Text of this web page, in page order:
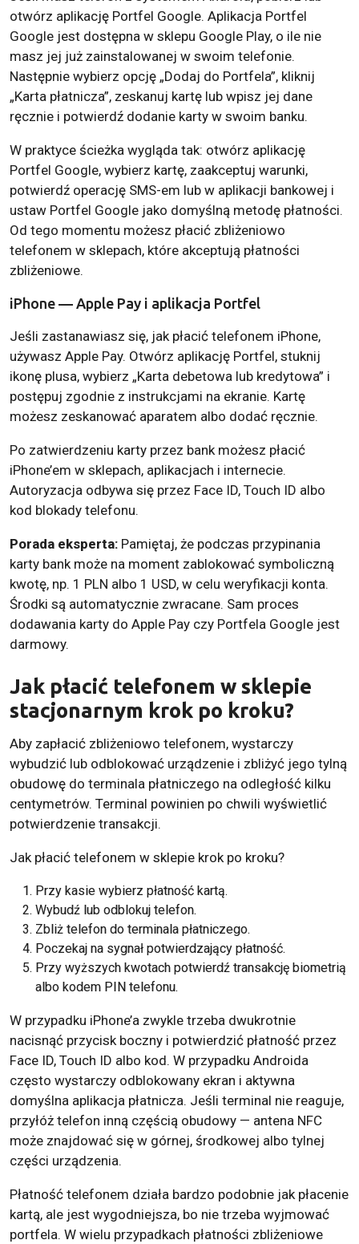
otwórz aplikację Portfel Google. Aplikacja Portfel
Google jest dostępna w sklepu Google Play, o ile nie
masz jej już zainstalowanej w swoim telefonie.
Następnie wybierz opcję „Dodaj do Portfela”, kliknij
„Karta płatnicza”, zeskanuj kartę lub wpisz jej dane
ręcznie i potwierdź dodanie karty w swoim banku.
W praktyce ścieżka wygląda tak: otwórz aplikację
Portfel Google, wybierz kartę, zaakceptuj warunki,
potwierdź operację SMS-em lub w aplikacji bankowej i
ustaw Portfel Google jako domyślną metodę płatności.
Od tego momentu możesz płacić zbliżeniowo
telefonem w sklepach, które akceptują płatności
zbliżeniowe.
iPhone — Apple Pay i aplikacja Portfel
Jeśli zastanawiasz się, jak płacić telefonem iPhone,
używasz Apple Pay. Otwórz aplikację Portfel, stuknij
ikonę plusa, wybierz „Karta debetowa lub kredytowa” i
postępuj zgodnie z instrukcjami na ekranie. Kartę
możesz zeskanować aparatem albo dodać ręcznie.
Po zatwierdzeniu karty przez bank możesz płacić
iPhone’em w sklepach, aplikacjach i internecie.
Autoryzacja odbywa się przez Face ID, Touch ID albo
kod blokady telefonu.
Porada eksperta: Pamiętaj, że podczas przypinania
karty bank może na moment zablokować symboliczną
kwotę, np. 1 PLN albo 1 USD, w celu weryfikacji konta.
Środki są automatycznie zwracane. Sam proces
dodawania karty do Apple Pay czy Portfela Google jest
darmowy.
Jak płacić telefonem w sklepie
stacjonarnym krok po kroku?
Aby zapłacić zbliżeniowo telefonem, wystarczy
wybudzić lub odblokować urządzenie i zbliżyć jego tylną
obudowę do terminala płatniczego na odległość kilku
centymetrów. Terminal powinien po chwili wyświetlić
potwierdzenie transakcji.
Jak płacić telefonem w sklepie krok po kroku?
Przy kasie wybierz płatność kartą.
Wybudź lub odblokuj telefon.
Zbliż telefon do terminala płatniczego.
Poczekaj na sygnał potwierdzający płatność.
Przy wyższych kwotach potwierdź transakcję biometrią
albo kodem PIN telefonu.
W przypadku iPhone’a zwykle trzeba dwukrotnie
nacisnąć przycisk boczny i potwierdzić płatność przez
Face ID, Touch ID albo kod. W przypadku Androida
często wystarczy odblokowany ekran i aktywna
domyślna aplikacja płatnicza. Jeśli terminal nie reaguje,
przyłóż telefon inną częścią obudowy — antena NFC
może znajdować się w górnej, środkowej albo tylnej
części urządzenia.
Płatność telefonem działa bardzo podobnie jak płacenie
kartą, ale jest wygodniejsza, bo nie trzeba wyjmować
portfela. W wielu przypadkach płatności zbliżeniowe